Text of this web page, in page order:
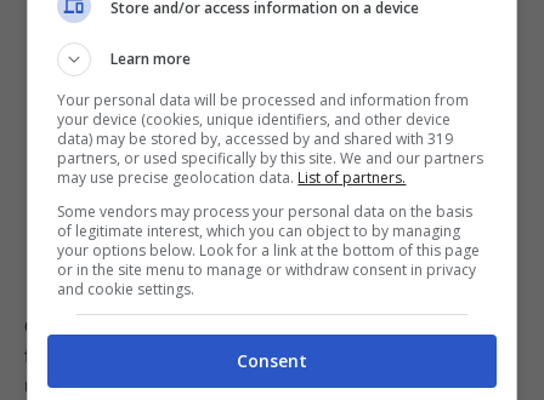
Consiglio extra
fresco o meno? Qui ti abbiamo svelato
nonna davvero infallibile di cui non potrai fare più a
Store and/or access information on a device
Learn more
Your personal data will be processed and information from
your device (cookies, unique identifiers, and other device
data) may be stored by, accessed by and shared with 319
partners, or used specifically by this site. We and our partners
may use precise geolocation data. List of partners.
Some vendors may process your personal data on the basis
of legitimate interest, which you can object to by managing
your options below. Look for a link at the bottom of this page
or in the site menu to manage or withdraw consent in privacy
and cookie settings.
Consent